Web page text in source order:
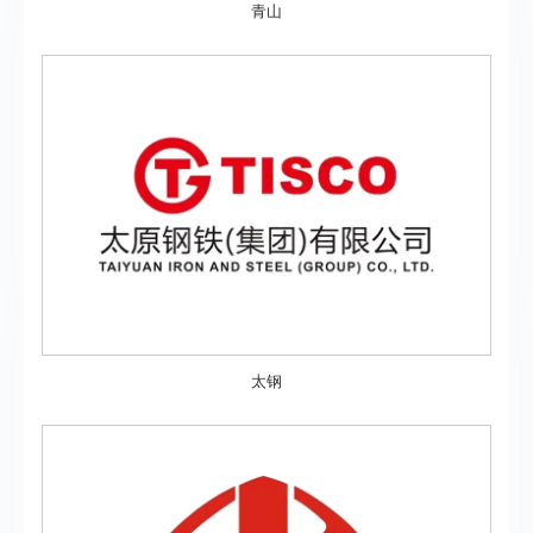
青山
太钢